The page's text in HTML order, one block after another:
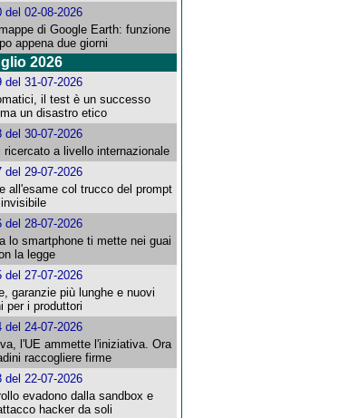
del 02-08-2026
di Google Earth: funzione
appena due giorni
2026
del 31-07-2026
il test è un successo
un disastro etico
del 30-07-2026
ricercato a livello internazionale
del 29-07-2026
all'esame col trucco del prompt
invisibile
del 28-07-2026
lo smartphone ti mette nei guai
la legge
del 27-07-2026
garanzie più lunghe e nuovi
per i produttori
del 24-07-2026
l'UE ammette l'iniziativa. Ora
raccogliere firme
del 22-07-2026
evadono dalla sandbox e
hacker da soli